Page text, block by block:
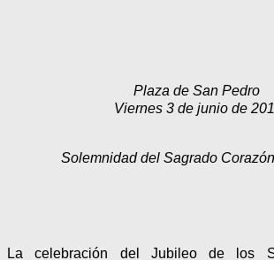
Plaza de San Pedro
Viernes 3 de junio de
Solemnidad del Sagrado
La celebración del Jubileo de los